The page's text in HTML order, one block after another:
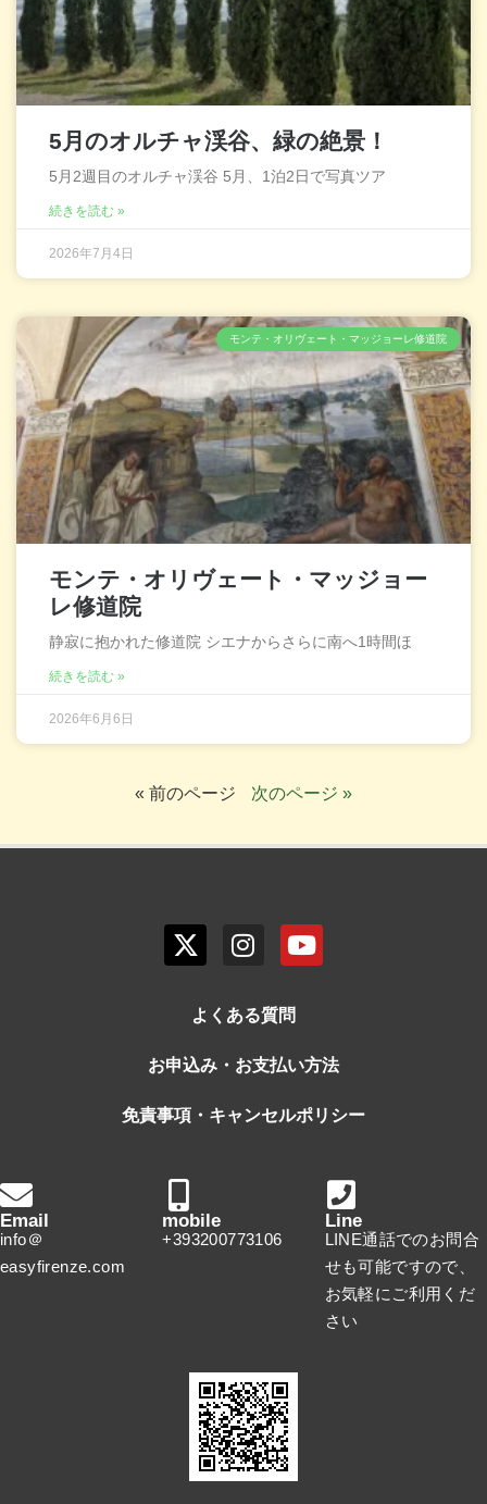
5月のオルチャ渓谷、緑の絶景！
5月2週目のオルチャ渓谷 5月、1泊2日で写真ツア
続きを読む »
2026年7月4日
モンテ・オリヴェート・マッジョーレ修道院
モンテ・オリヴェート・マッジョー
レ修道院
静寂に抱かれた修道院 シエナからさらに南へ1時間ほ
続きを読む »
2026年6月6日
« 前のページ 次のページ »
よくある質問
お申込み・お支払い方法
免責事項・キャンセルポリシー
Email
info＠
easyfirenze.com
mobile
+393200773106
Line
LINE通話でのお問合
せも可能ですので、
お気軽にご利用くだ
さい